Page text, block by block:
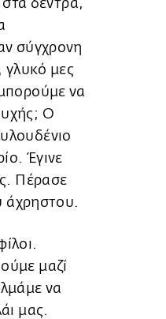
στα δέντρα,
σύγχρονη
γλυκό μες
να
Ο
Έγινε
Πέρασε
άχρηστου.
μαζί
να
μας.